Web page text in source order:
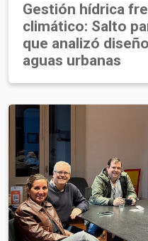
Gestión hídrica
climático: Salto
que analizó
aguas urbanas